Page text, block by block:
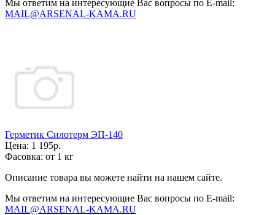
Мы ответим на интересующие Вас вопросы по E-mail:
MAIL@ARSENAL-KAMA.RU
Герметик Силотерм ЭП-140
Цена: 1 195р.
Фасовка: от 1 кг
Описание товара вы можете найти на нашем сайте.
Мы ответим на интересующие Вас вопросы по E-mail:
MAIL@ARSENAL-KAMA.RU